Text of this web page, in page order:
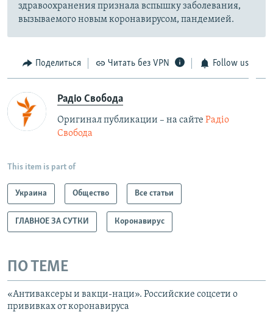
здравоохранения признала вспышку заболевания,
вызываемого новым коронавирусом, пандемией.
Поделиться Читать без VPN Follow us
Радіо Свобода
Оригинал публикации – на сайте Радіо
Свобода
This item is part of
Украина Общество Все статьи
ГЛАВНОЕ ЗА СУТКИ Коронавирус
ПО ТЕМЕ
«Антиваксеры и вакци-наци». Российские соцсети о
прививках от коронавируса